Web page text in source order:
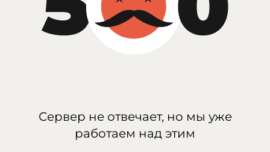
Сервер не отвечает, но мы уже
работаем над этим